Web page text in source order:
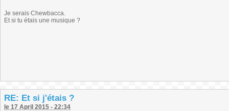
Je serais Chewbacca.
Et si tu étais une musique ?
RE: Et si j'étais ?
le 17 April 2015 - 22:34